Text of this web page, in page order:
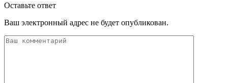
Оставьте ответ
Ваш электронный адрес не будет опубликован.